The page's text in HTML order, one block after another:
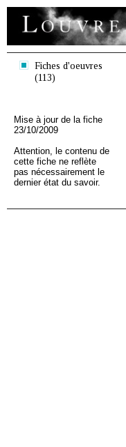
Fiches d'oeuvres
(113)
Mise à jour de la fiche
23/10/2009
Attention, le contenu de
cette fiche ne reflète
pas nécessairement le
dernier état du savoir.